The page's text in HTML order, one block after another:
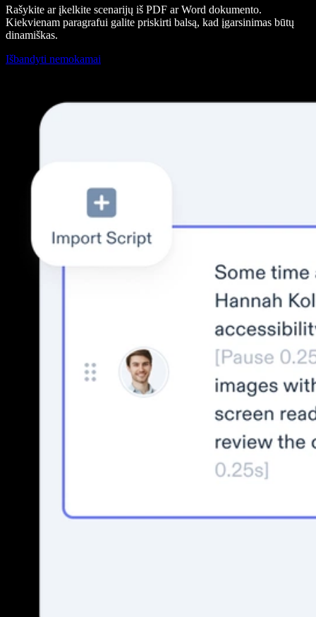
Rašykite ar įkelkite scenarijų iš PDF ar Word dokumento.
Kiekvienam paragrafui galite priskirti balsą, kad įgarsinimas būtų
dinamiškas.
Išbandyti nemokamai